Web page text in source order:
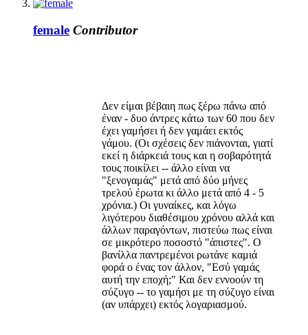
female Contributor
Δεν είμαι βέβαιη πως ξέρω πάνω από
έναν - δυο άντρες κάτω των 60 που δεν
έχει γαμήσει ή δεν γαμάει εκτός
γάμου. (Οι σχέσεις δεν πιάνονται, γιατί
εκεί η διάρκειά τους και η σοβαρότητά
τους ποικίλει -- άλλο είναι να
"ξενογαμάς" μετά από δύο μήνες
τρελού έρωτα κι άλλο μετά από 4 - 5
χρόνια.) Οι γυναίκες, και λόγω
λιγότερου διαθέσιμου χρόνου αλλά και
άλλων παραγόντων, πιστεύω πως είναι
σε μικρότερο ποσοστό "άπιστες". Ο
βανίλλα παντρεμένοι ρωτάνε καμιά
φορά ο ένας τον άλλον, "Εσύ γαμάς
αυτή την εποχή;" Και δεν εννοούν τη
σύζυγο -- το γαμήσι με τη σύζυγο είναι
(αν υπάρχει) εκτός λογαριασμού.